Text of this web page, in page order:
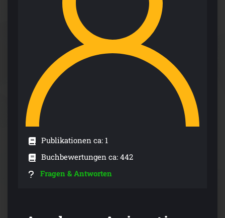
Publikationen ca: 1
Buchbewertungen ca: 442
Fragen & Antworten